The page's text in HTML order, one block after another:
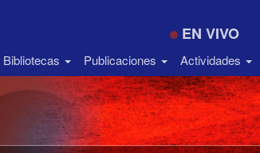
EN VIVO
Bibliotecas Publicaciones Actividades